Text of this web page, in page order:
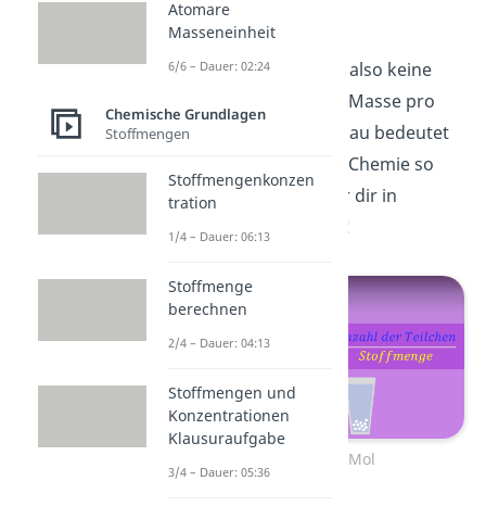
Mol
Die Molare Masse ist also keine
Masse, sondern eine Masse pro
Mol. Was ein Mol genau bedeutet
und warum es in der Chemie so
wichtig ist, zeigen wir dir in
unseremVideo dazu!
Zum Video: Mol
Atomare
Masseneinheit
6/6 – Dauer: 02:24
Chemische Grundlagen
Stoffmengen
Stoffmengenkonzen
tration
1/4 – Dauer: 06:13
Stoffmenge
berechnen
2/4 – Dauer: 04:13
Stoffmengen und
Konzentrationen
Klausuraufgabe
3/4 – Dauer: 05:36